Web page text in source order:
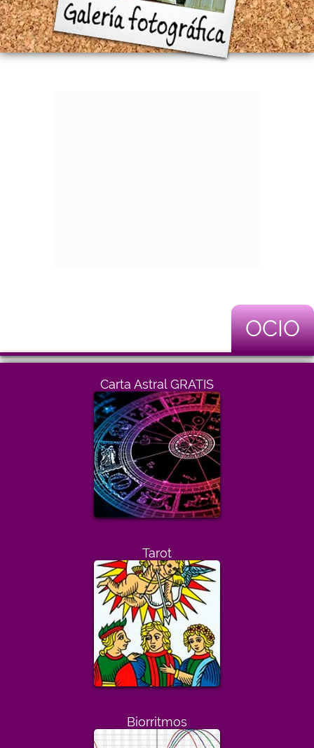
OCIO
Carta Astral GRATIS
Tarot
Biorritmos